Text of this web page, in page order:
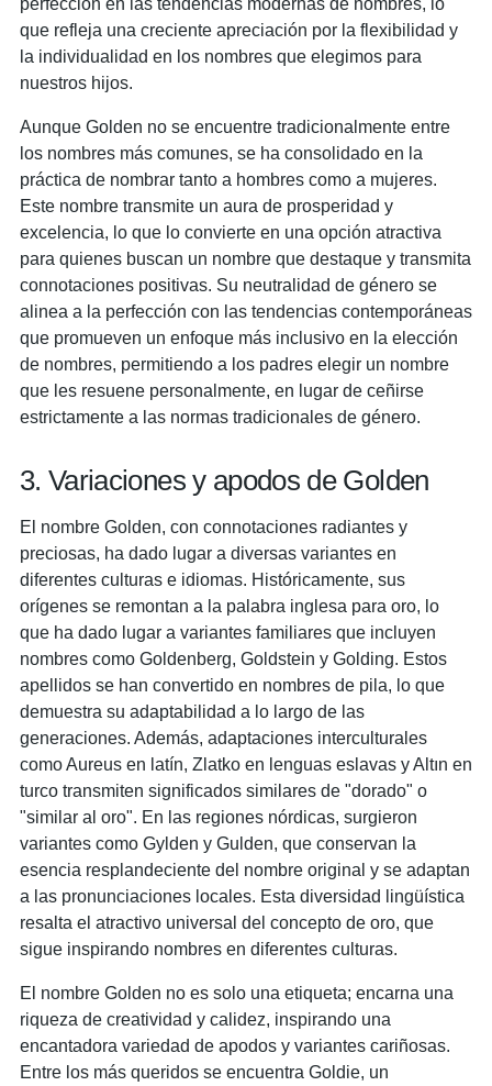
que refleja una creciente apreciación por la flexibilidad y
la individualidad en los nombres que elegimos para
nuestros hijos.
Aunque Golden no se encuentre tradicionalmente entre
los nombres más comunes, se ha consolidado en la
práctica de nombrar tanto a hombres como a mujeres.
Este nombre transmite un aura de prosperidad y
excelencia, lo que lo convierte en una opción atractiva
para quienes buscan un nombre que destaque y transmita
connotaciones positivas. Su neutralidad de género se
alinea a la perfección con las tendencias contemporáneas
que promueven un enfoque más inclusivo en la elección
de nombres, permitiendo a los padres elegir un nombre
que les resuene personalmente, en lugar de ceñirse
estrictamente a las normas tradicionales de género.
3. Variaciones y apodos de Golden
El nombre Golden, con connotaciones radiantes y
preciosas, ha dado lugar a diversas variantes en
diferentes culturas e idiomas. Históricamente, sus
orígenes se remontan a la palabra inglesa para oro, lo
que ha dado lugar a variantes familiares que incluyen
nombres como Goldenberg, Goldstein y Golding. Estos
apellidos se han convertido en nombres de pila, lo que
demuestra su adaptabilidad a lo largo de las
generaciones. Además, adaptaciones interculturales
como Aureus en latín, Zlatko en lenguas eslavas y Altın en
turco transmiten significados similares de "dorado" o
"similar al oro". En las regiones nórdicas, surgieron
variantes como Gylden y Gulden, que conservan la
esencia resplandeciente del nombre original y se adaptan
a las pronunciaciones locales. Esta diversidad lingüística
resalta el atractivo universal del concepto de oro, que
sigue inspirando nombres en diferentes culturas.
El nombre Golden no es solo una etiqueta; encarna una
riqueza de creatividad y calidez, inspirando una
encantadora variedad de apodos y variantes cariñosas.
Entre los más queridos se encuentra Goldie, un